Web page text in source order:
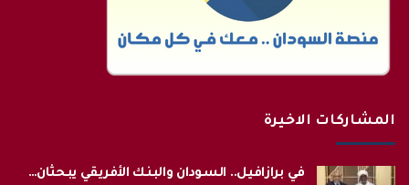
المشاركات الاخيرة
في برازافيل.. السودان والبنك الأفريقي يبحثان…